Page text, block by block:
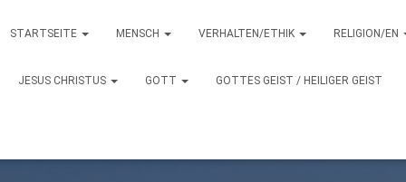
STARTSEITE MENSCH VERHALTEN/ETHIK RELIGION/EN
JESUS CHRISTUS GOTT GOTTES GEIST / HEILIGER GEIST